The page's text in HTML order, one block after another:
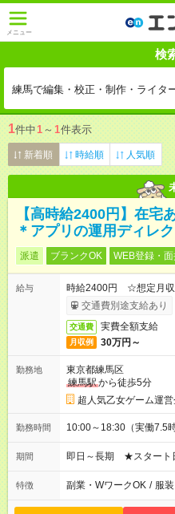
メニュー
検
練馬で編集・校正・制作・ライタ
1件中1 ～ 1件表示
新着順 時給順 人気順
【高時給2400円】在宅
＊アプリの運用ディレ
派遣 ブランクOK WEB登録・
給与
時給2400円 ☆想定月収
交通費別途支給あり
交通費 実費全額支給
月収例 30万円～
勤務地
東京都練馬区
練馬駅から徒歩5分
超人気乙女ゲーム運
勤務時間 10:00～18:30（実働7.5
期間 即日～長期 ★スタート
特徴 副業・WワークOK / 服